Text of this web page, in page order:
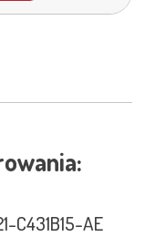
C431B15-AE